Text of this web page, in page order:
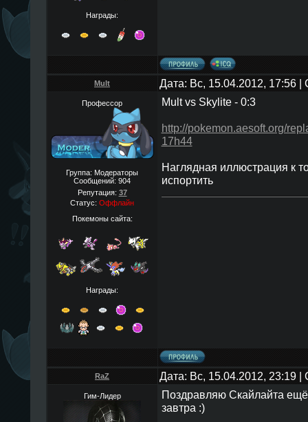
Награды:
Mult Дата: Вс, 15.04.2012, 17:56
Профессор
Группа: Модераторы
Сообщений: 904
Репутация: 37
Статус: Оффлайн
Покемоны сайта:
Награды:
Mult vs Skylite - 0:3
http://pokemon.aesoft.org/
17h44
Наглядная иллюстрация к
испортить
RaZ Дата: Вс, 15.04.2012, 23:19
Гим-Лидер
Поздравляю Скайлайта
завтра :)